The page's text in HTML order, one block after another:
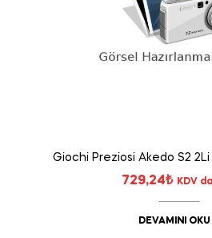
Giochi Preziosi Akedo S2
729,24₺ KDV
DEVAMINI OKU